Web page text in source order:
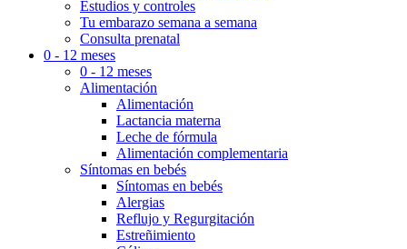
Estudios y controles
Tu embarazo semana a semana
Consulta prenatal
0 - 12 meses
0 - 12 meses
Alimentación
Alimentación
Lactancia materna
Leche de fórmula
Alimentación complementaria
Síntomas en bebés
Síntomas en bebés
Alergias
Reflujo y Regurgitación
Estreñimiento